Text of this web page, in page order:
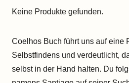
Keine Produkte gefunden.
Coelhos Buch führt uns auf eine
Selbstfindens und verdeutlicht,
selbst in der Hand halten. Du